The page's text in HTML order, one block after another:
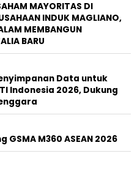
MAYORITAS DI
INDUK MAGLIANO,
MEMBANGUN
BARU
Data untuk
Indonesia 2026, Dukung
M360 ASEAN 2026